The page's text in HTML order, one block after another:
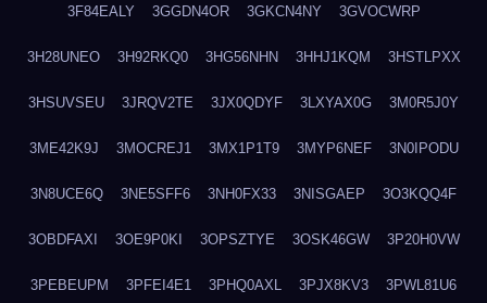
3F84EALY 3GGDN4OR 3GKCN4NY 3GVOCWRP
3H28UNEO 3H92RKQ0 3HG56NHN 3HHJ1KQM 3HSTLPXX
3HSUVSEU 3JRQV2TE 3JX0QDYF 3LXYAX0G 3M0R5J0Y
3ME42K9J 3MOCREJ1 3MX1P1T9 3MYP6NEF 3N0IPODU
3N8UCE6Q 3NE5SFF6 3NH0FX33 3NISGAEP 3O3KQQ4F
3OBDFAXI 3OE9P0KI 3OPSZTYE 3OSK46GW 3P20H0VW
3PEBEUPM 3PFEI4E1 3PHQ0AXL 3PJX8KV3 3PWL81U6